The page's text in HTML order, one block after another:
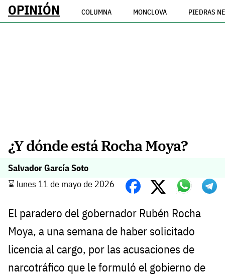
OPINIÓN COLUMNA MONCLOVA PIEDRAS
¿Y dónde está Rocha Moya?
Salvador García Soto
⌛️ lunes 11 de mayo de 2026
El paradero del gobernador Rubén Rocha
Moya, a una semana de haber solicitado
licencia al cargo, por las acusaciones de
narcotráfico que le formuló el gobierno de